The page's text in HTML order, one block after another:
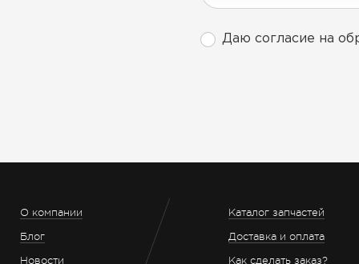
Даю согласие на
О компании
Блог
Новости
Каталог запчастей
Доставка и оплата
Как сделать заказ?